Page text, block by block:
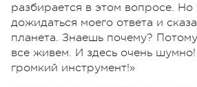
разбирается в этом вопросе. Но
дожидаться моего ответа и
планета. Знаешь почему?
все живем. И здесь очень
громкий инструмент!»